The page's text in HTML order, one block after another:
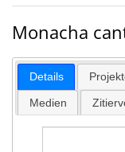
Pfadnavigation
Monacha
Details
Medien